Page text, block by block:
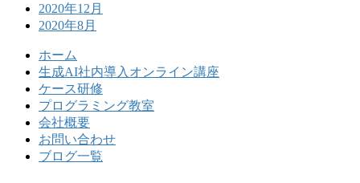
2020年12月
2020年8月
ホーム
生成AI社内導入オンライン講座
ケース研修
プログラミング教室
会社概要
お問い合わせ
ブログ一覧